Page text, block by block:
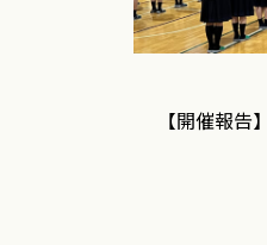
【開催報